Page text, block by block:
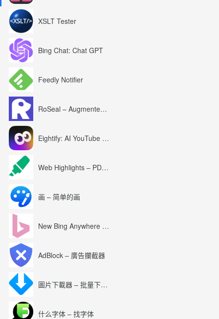
XSLT Tester
Bing Chat: Chat GPT
Feedly Notifier
RoSeal – Augmented Roblox Experience
Eightify: AI YouTube Summary with ChatGPT
Web Highlights – PDF & Web Highlighter
画 – 简单的画
New Bing Anywhere (Bing Chat GPT-4)
AdBlock – 廣告攔截器
圖片下載器 – 批量下載圖片
什么字体 – 找字体